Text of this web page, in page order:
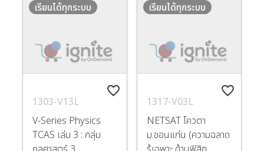
favorite_border
1303-V13L
V-Series Physics
TCAS เล่ม 3 : กลุ่ม
กลศาสตร์ 3
เรียนได้ทุกระบบ
favorite_border
1317-V03L
NETSAT โควตา
ม.ขอนแก่น (ความฉลาด
รู้เฉพาะ ด้านฟิสิก
เรียนได้ทุกระบบ